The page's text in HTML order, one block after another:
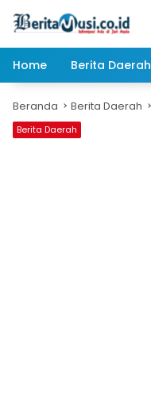
Home
Berita Daerah
Beranda Berita Daerah
Berita Daerah